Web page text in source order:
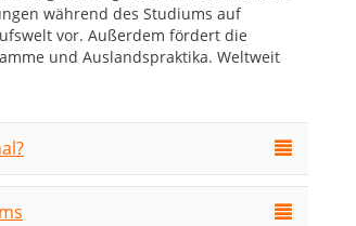
während des Studiums auf
vor. Außerdem fördert die
und Auslandspraktika. Weltweit